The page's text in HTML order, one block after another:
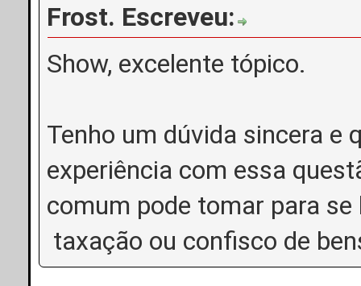
Frost. Escreveu:
Show, excelente tópico.
Tenho um dúvida sincera e
experiência com essa
comum pode tomar para
taxação ou confisco de